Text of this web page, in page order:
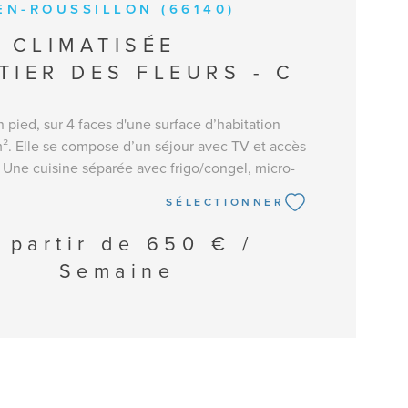
ROUSSILLON (66140)
DES FLEURS - C
pied, sur 4 faces d'une surface d’habitation
Elle se compose d’un séjour avec TV et accès
Une cuisine séparée avec frigo/congel, micro-
de cuisson et lave-vaisselle, nécessaire
buanderie avec lave-linge et 2 frigos. Une
canapé convertible type BZ et deux chambres
en 140. Une salle d’eau avec douche. WC
climatisée. Jardin sur 4 faces avec
SÉLECTIONNER
partir de
650 € /
Semaine